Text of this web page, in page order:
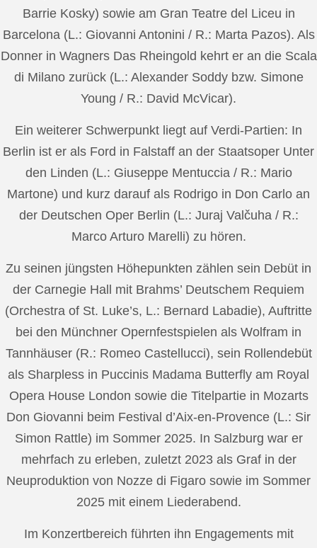
Barrie Kosky) sowie am Gran Teatre del Liceu in
Barcelona (L.: Giovanni Antonini / R.: Marta Pazos). Als
Donner in Wagners Das Rheingold kehrt er an die Scala
di Milano zurück (L.: Alexander Soddy bzw. Simone
Young / R.: David McVicar).
Ein weiterer Schwerpunkt liegt auf Verdi-Partien: In
Berlin ist er als Ford in Falstaff an der Staatsoper Unter
den Linden (L.: Giuseppe Mentuccia / R.: Mario
Martone) und kurz darauf als Rodrigo in Don Carlo an
der Deutschen Oper Berlin (L.: Juraj Valčuha / R.:
Marco Arturo Marelli) zu hören.
Zu seinen jüngsten Höhepunkten zählen sein Debüt in
der Carnegie Hall mit Brahms’ Deutschem Requiem
(Orchestra of St. Luke’s, L.: Bernard Labadie), Auftritte
bei den Münchner Opernfestspielen als Wolfram in
Tannhäuser (R.: Romeo Castellucci), sein Rollendebüt
als Sharpless in Puccinis Madama Butterfly am Royal
Opera House London sowie die Titelpartie in Mozarts
Don Giovanni beim Festival d’Aix-en-Provence (L.: Sir
Simon Rattle) im Sommer 2025. In Salzburg war er
mehrfach zu erleben, zuletzt 2023 als Graf in der
Neuproduktion von Nozze di Figaro sowie im Sommer
2025 mit einem Liederabend.
Im Konzertbereich führten ihn Engagements mit